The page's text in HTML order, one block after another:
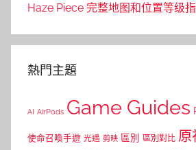
Haze Piece 完整地图和位置等级
熱門主題
AI AirPods Game Guides
使命召喚手遊 光遇 剪映 區別 區別對比 原